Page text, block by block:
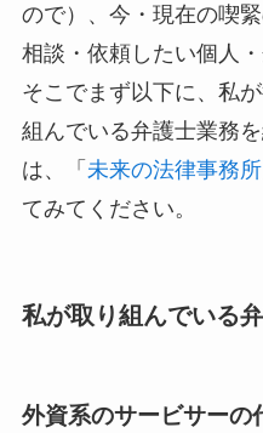
ので）、今・現在の喫
相談・依頼したい個人
そこでまず以下に、私
組んでいる弁護士業務
は、「 未来の法律事務所
てみてください。
私が取り組んでいる
外資系のサービサーの